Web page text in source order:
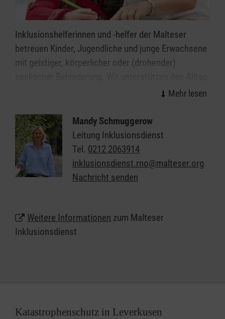
Inklusionshelferinnen und -helfer der Malteser
betreuen Kinder, Jugendliche und junge Erwachsene
mit geistiger, körperlicher oder (drohender)
in Schulen, Kindergärten und Kitas in Leverkusen,
möglichst selbstständig meistern können.
Diese Unterstützung geben wir ganz individuell, je
nachdem was
die Kinder und Jugendlichen brauchen, und im
Mandy Schmuggerow
Leitung Inklusionsdienst
Tel. 0212 2063914
inklusionsdienst.rno@malteser.org
Nachricht senden
Weitere Informationen zum Malteser
Inklusionsdienst
Katastrophenschutz in Leverkusen